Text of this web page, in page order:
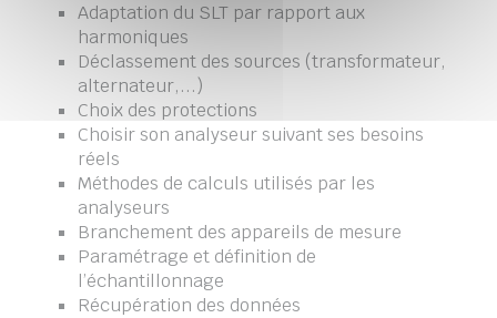
Adaptation du SLT par rapport aux
harmoniques
Déclassement des sources (transformateur,
alternateur,...)
Choix des protections
Choisir son analyseur suivant ses besoins
réels
Méthodes de calculs utilisés par les
analyseurs
Branchement des appareils de mesure
Paramétrage et définition de
l’échantillonnage
Récupération des données